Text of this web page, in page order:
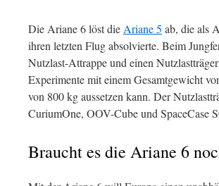
Die Ariane 6 löst die Ariane 5 ab, die als
ihren letzten Flug absolvierte. Beim
Nutzlast-Attrappe und einen
Experimente mit einem Gesamtgewicht
von 800 kg aussetzen kann. Der
CuriumOne, OOV-Cube und SpaceCase
Braucht es die Ariane 6